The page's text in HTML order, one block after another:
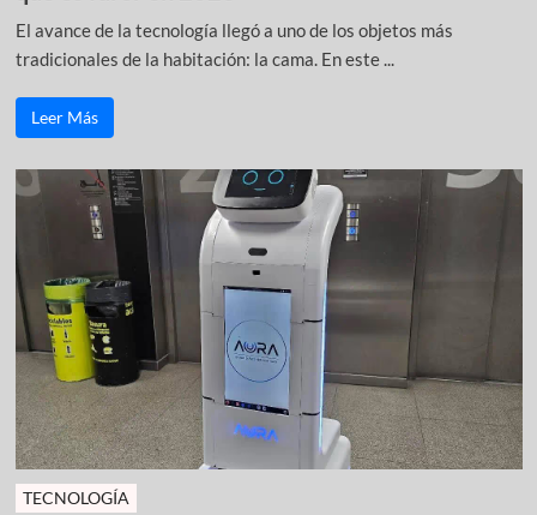
El avance de la tecnología llegó a uno de los objetos más
tradicionales de la habitación: la cama. En este ...
Leer Más
TECNOLOGÍA